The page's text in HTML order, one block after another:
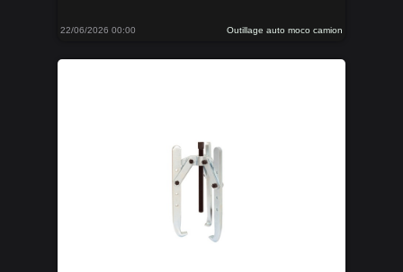
22/06/2026 00:00 Outillage auto moco camion